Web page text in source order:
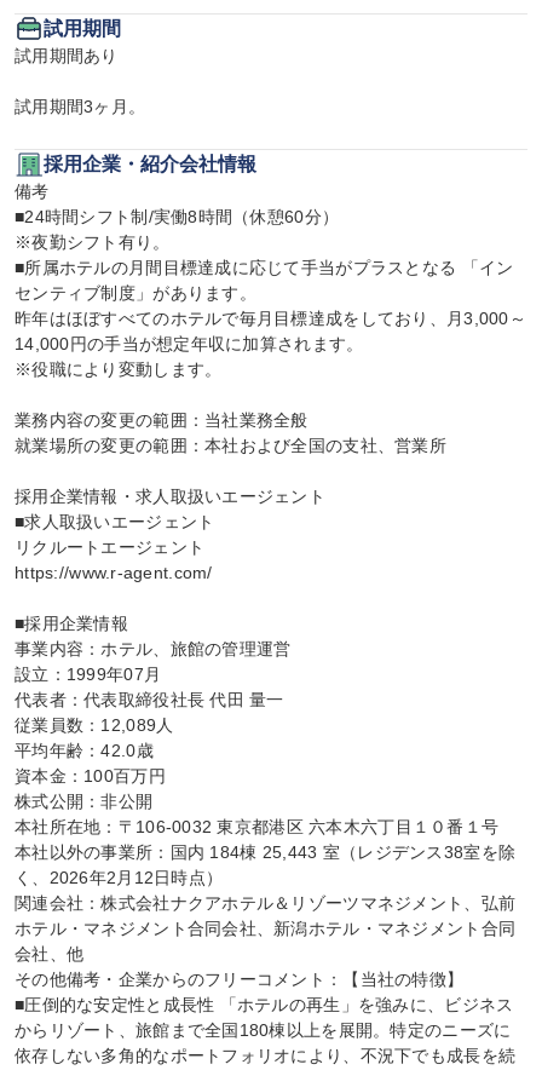
試用期間
試用期間あり
試用期間3ヶ月。
採用企業・紹介会社情報
備考
■24時間シフト制/実働8時間（休憩60分）
※夜勤シフト有り。
■所属ホテルの月間目標達成に応じて手当がプラスとなる 「イン
センティブ制度」があります。
昨年はほぼすべてのホテルで毎月目標達成をしており、月3,000～
14,000円の手当が想定年収に加算されます。
※役職により変動します。
業務内容の変更の範囲：当社業務全般
就業場所の変更の範囲：本社および全国の支社、営業所
採用企業情報・求人取扱いエージェント
■求人取扱いエージェント
リクルートエージェント
https://www.r-agent.com/
■採用企業情報
事業内容：ホテル、旅館の管理運営
設立：1999年07月
代表者：代表取締役社長 代田 量一
従業員数：12,089人
平均年齢：42.0歳
資本金：100百万円
株式公開：非公開
本社所在地：〒106-0032 東京都港区 六本木六丁目１０番１号
本社以外の事業所：国内 184棟 25,443 室（レジデンス38室を除
く、2026年2月12日時点）
関連会社：株式会社ナクアホテル＆リゾーツマネジメント、弘前
ホテル・マネジメント合同会社、新潟ホテル・マネジメント合同
会社、他
その他備考・企業からのフリーコメント：【当社の特徴】
■圧倒的な安定性と成長性 「ホテルの再生」を強みに、ビジネス
からリゾート、旅館まで全国180棟以上を展開。特定のニーズに
依存しない多角的なポートフォリオにより、不況下でも成長を続